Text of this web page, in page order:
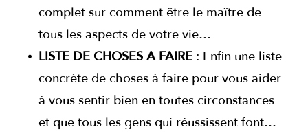
complet sur comment être le maître de
tous les aspects de votre vie…
LISTE DE CHOSES A FAIRE : Enfin une liste
concrète de choses à faire pour vous aider
à vous sentir bien en toutes circonstances
et que tous les gens qui réussissent font…